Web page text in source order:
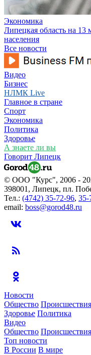
Экономика
Липецкая область на 13
населения
Все новости
Видео
Бизнес
НЛМК Live
Главное в стране
Спорт
Экономика
Политика
Здоровье
А знаете ли вы
Говорит Липецк
© ООО "Курс", 2006 -
398001, Липецк, пл.
Тел.: (4742) 35-72-96, 35-
email: boss@gorod48.ru
Новости
Общество Происшествия
Здоровье Политика
Видео
Общество Происшествия
Топ новости
В России В мире